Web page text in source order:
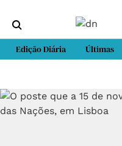
Edição Diária Últimas